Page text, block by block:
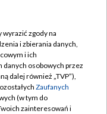
zgody na
i zbierania danych,
i ich
danych osobowych przez
dalej również „TVP”),
Zaufanych
(w tym do
zainteresowań i